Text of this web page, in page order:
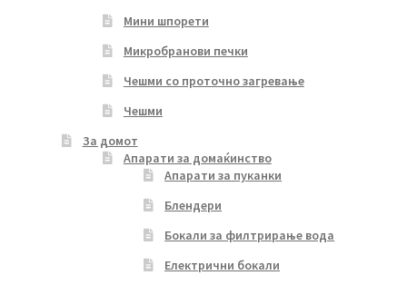
Мини шпорети
Микробранови печки
Чешми со проточно загревање
Чешми
За домот
Апарати за домаќинство
Апарати за пуканки
Блендери
Бокали за филтрирање вода
Електрични бокали